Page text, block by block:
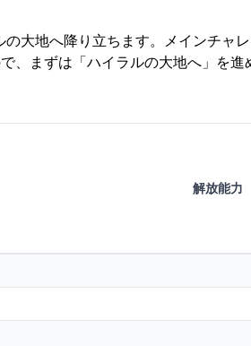
大地へ降り立ちます。メインチャ
、まずは「ハイラルの大地へ」を進
解放能力